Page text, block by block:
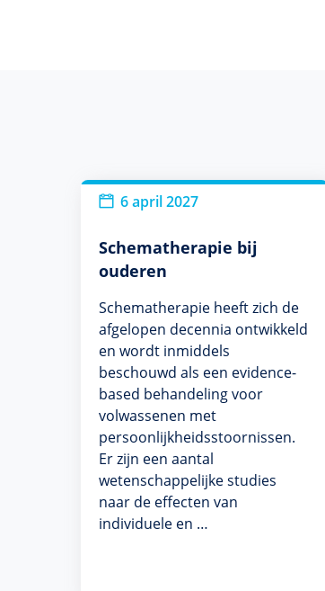
6 april 2027
Schematherapie bij
ouderen
Schematherapie heeft zich de
afgelopen decennia ontwikkeld
en wordt inmiddels
beschouwd als een evidence-
based behandeling voor
volwassenen met
persoonlijkheidsstoornissen.
Er zijn een aantal
wetenschappelijke studies
naar de effecten van
individuele en …